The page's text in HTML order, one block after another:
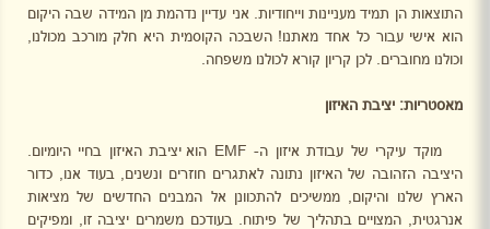
התוצאות הן תמיד מעניינות וייחודיות. אני עדיין נדהמת מן המידה שבה היקום
הוא אישי עבור כל אחד מאתנו! השבכה הקוסמית היא חלק מורכב מכולנו,
וכולנו מחוברים. לכן קריון קורא לכולנו משפחה.
מאסטריות: יציבת האיזון
מוקד עיקרי של עבודת איזון ה- EMF הוא יציבת האיזון בחיי היומיום.
היציבה הזהובה של האיזון נתונה לאתגרים חוזרים ונשנים, בעוד אנו, כדור
הארץ שלנו והיקום, ממשיכים להתכוונן אל המבנים החדשים של מציאות
אנרגטית, המצויים בתהליך של פיתוח. בעודכם משמרים יציבה זו, ומפיקים